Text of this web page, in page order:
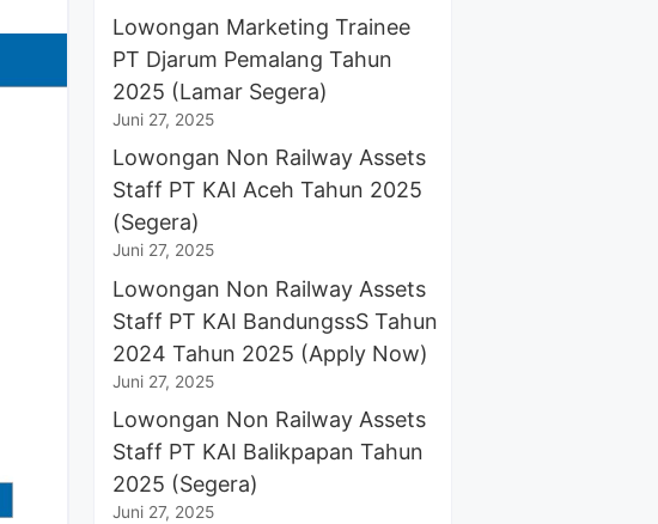
Lowongan Marketing Trainee
PT Djarum Pemalang Tahun
2025 (Lamar Segera)
Juni 27, 2025
Lowongan Non Railway Assets
Staff PT KAI Aceh Tahun 2025
(Segera)
Juni 27, 2025
Lowongan Non Railway Assets
Staff PT KAI BandungssS Tahun
2024 Tahun 2025 (Apply Now)
Juni 27, 2025
Lowongan Non Railway Assets
Staff PT KAI Balikpapan Tahun
2025 (Segera)
Juni 27, 2025